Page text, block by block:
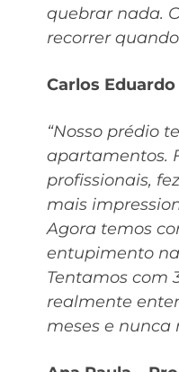
quebrar nada.
recorrer
Carlos
“Nosso prédio
apartamentos.
profissionais,
mais
Agora temos
entupimento
Tentamos com
realmente
meses e nunca